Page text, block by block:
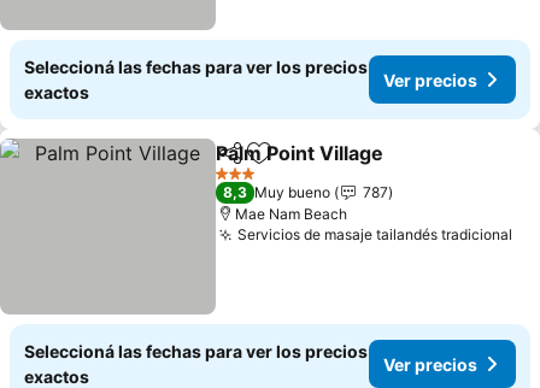
Seleccioná las fechas para ver los precios
exactos
Ver precios
CompartirAñadir a favoritos
Palm Point Village
3 Estrellas
8,3 Muy bueno
787
Mae Nam Beach
Servicios de masaje tailandés tradicional
Seleccioná las fechas para ver los precios
exactos
Ver precios